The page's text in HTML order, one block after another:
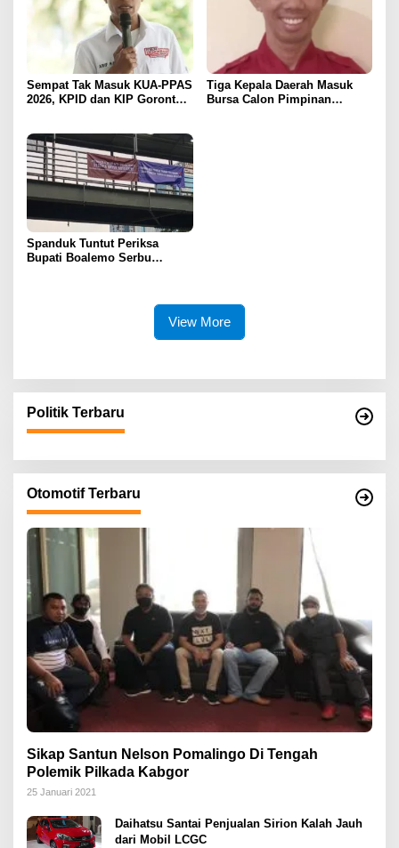
Sempat Tak Masuk KUA-PPAS
2026, KPID dan KIP Gorontalo
Tiga Kepala Daerah Masuk
Bursa Calon Pimpinan
Spanduk Tuntut Periksa
Bupati Boalemo Serbu
View More
Politik Terbaru
Otomotif Terbaru
Sikap Santun Nelson Pomalingo Di Tengah
Polemik Pilkada Kabgor
25 Januari 2021
Daihatsu Santai Penjualan Sirion Kalah Jauh
dari Mobil LCGC